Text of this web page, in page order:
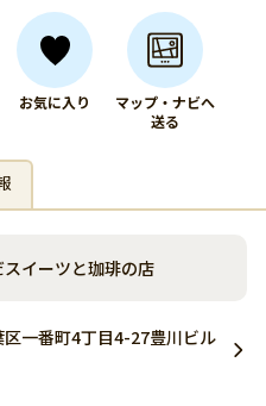
お気に入り
マップ・ナビへ
送る
イーツと珈琲の店
一番町4丁目4-27豊川ビル